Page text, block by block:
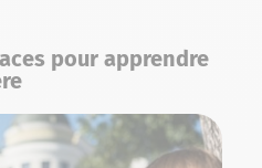
pour apprendre